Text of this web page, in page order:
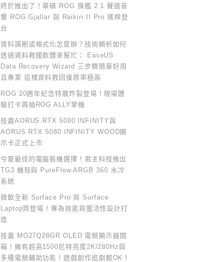
終於推出了！華碩 ROG 旗艦 2.1 聲道音
響 ROG Gjallar 與 Raikiri II Pro 搖桿登
台
資料誤刪或格式化怎麼辦？技術頗析如何
透過資料救援軟體來幫忙： EaseUS
Data Recovery Wizard 三步驟簡單好用
且專業 這樣資料救回復原率極高
ROG 20週年紀念特展炸裂登場！現場體
驗打卡再抽ROG ALLY掌機
技嘉AORUS RTX 5080 INFINITY與
AORUS RTX 5080 INFINITY WOOD顯
示卡正式上市
今夏最佳的電腦裝機選擇！君主科技推出
TG3 機殼與 PureFlow ARGB 360 水冷
系統
微軟全新 Surface Pro 與 Surface
Laptop齊登場！專為效能與靈活性設計打
造
技嘉 MO27Q28GR OLED 電競顯示器開
箱！擁有超高1500尼特亮度2K/280Hz與
多種電競輔助功能！遊戲創作追劇都OK！